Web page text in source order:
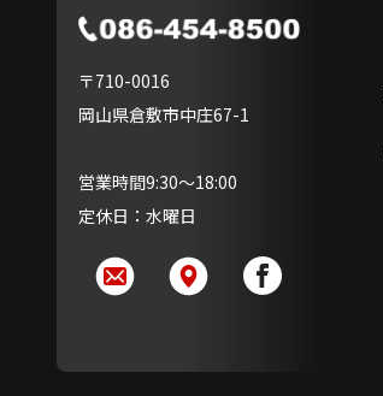
〒710-0016
岡山県倉敷市中庄67-1
営業時間9:30～18:00
定休日：水曜日